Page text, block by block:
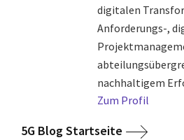
digitalen
Anforderungs-,
nachhaltigem
Zum Profil
5G Blog Startseite